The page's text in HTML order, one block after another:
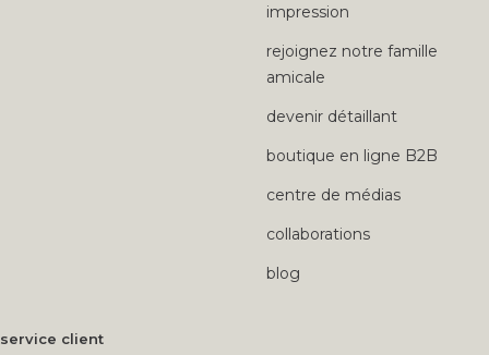
impression
rejoignez notre famille
amicale
devenir détaillant
boutique en ligne B2B
centre de médias
collaborations
blog
service client